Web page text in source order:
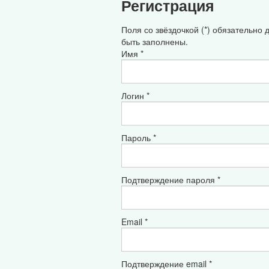
Регистрация
Поля со звёздочкой (*) обязательно
быть заполнены.
Имя *
Логин *
Пароль *
Подтверждение пароля *
Email *
Подтверждение email *